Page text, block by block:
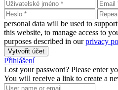
personal data will be used to
this website, to manage access to
purposes described in ourprivacy
Vytvořit účet
Přihlášení
Lost your password? Please enter
You will receive a link to create a